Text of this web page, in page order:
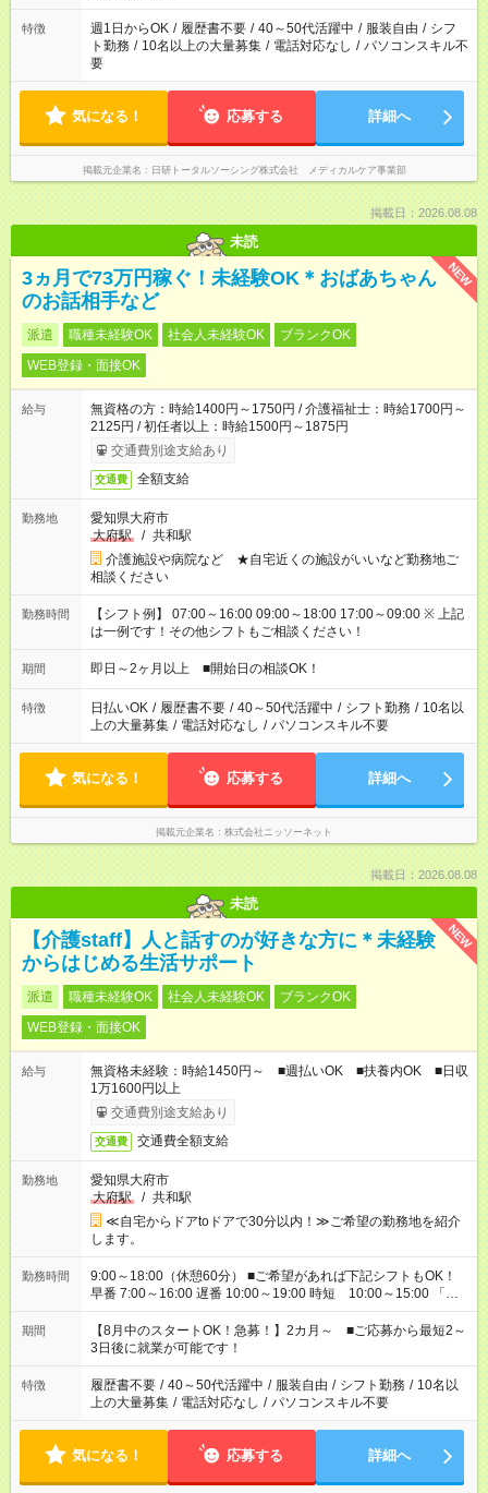
特徴 週1日からOK / 履歴書不要 / 40～50代活躍中 / 服装自由 / シフ
ト勤務 / 10名以上の大量募集 / 電話対応なし / パソコンスキル不
要
気になる！ 応募する 詳細へ
掲載元企業名 日研トータルソーシング株式会社 メディカルケア事業部
掲載日：2026.08.08
未読
NEW
3ヵ月で73万円稼ぐ！未経験OK＊おばあちゃん
のお話相手など
派遣 職種未経験OK 社会人未経験OK
ブランクOK
WEB登録・面接OK
給与
無資格の方：時給1400円～1750円 / 介護福祉士：時給1700円～
2125円 / 初任者以上：時給1500円～1875円
交通費別途支給あり
交通費 全額支給
勤務地
愛知県大府市
大府駅
/ 共和駅
介護施設や病院など ★自宅近くの施設がいいなど勤務地ご
相談ください
勤務時間
【シフト例】 07:00～16:00 09:00～18:00 17:00～09:00 ※ 上記
は一例です！その他シフトもご相談ください！
期間 即日～2ヶ月以上 ■開始日の相談OK！
特徴 日払いOK / 履歴書不要 / 40～50代活躍中 / シフト勤務 / 10名以
上の大量募集 / 電話対応なし / パソコンスキル不要
気になる！ 応募する 詳細へ
掲載元企業名 株式会社ニッソーネット
掲載日：2026.08.08
未読
NEW
【介護staff】人と話すのが好きな方に＊未経験
からはじめる生活サポート
派遣 職種未経験OK 社会人未経験OK
ブランクOK
WEB登録・面接OK
給与
無資格未経験：時給1450円～ ■週払いOK ■扶養内OK ■日収
1万1600円以上
交通費別途支給あり
交通費 交通費全額支給
勤務地
愛知県大府市
大府駅
/ 共和駅
≪自宅からドアtoドアで30分以内！≫ご希望の勤務地を紹介
します。
勤務時間
9:00～18:00（休憩60分） ■ご希望があれば下記シフトもOK！
早番 7:00～16:00 遅番 10:00～19:00 時短 10:00～15:00 「家
族と休みを合わせたい」 「余裕を持って夕飯の準備がしたい」
「できれば残業はしたくない」 など、ご希望を教えてください
ね。 ※Wワーク希望の方へ 今ご覧のお仕事で希望する勤務時間
と、もう1つのお仕事の勤務時間。 合計で週40時間を超える場
合は応募できません。
期間
【8月中のスタートOK！急募！】2カ月～ ■ご応募から最短2～
3日後に就業が可能です！
特徴 履歴書不要 / 40～50代活躍中 / 服装自由 / シフト勤務 / 10名以
上の大量募集 / 電話対応なし / パソコンスキル不要
気になる！ 応募する 詳細へ